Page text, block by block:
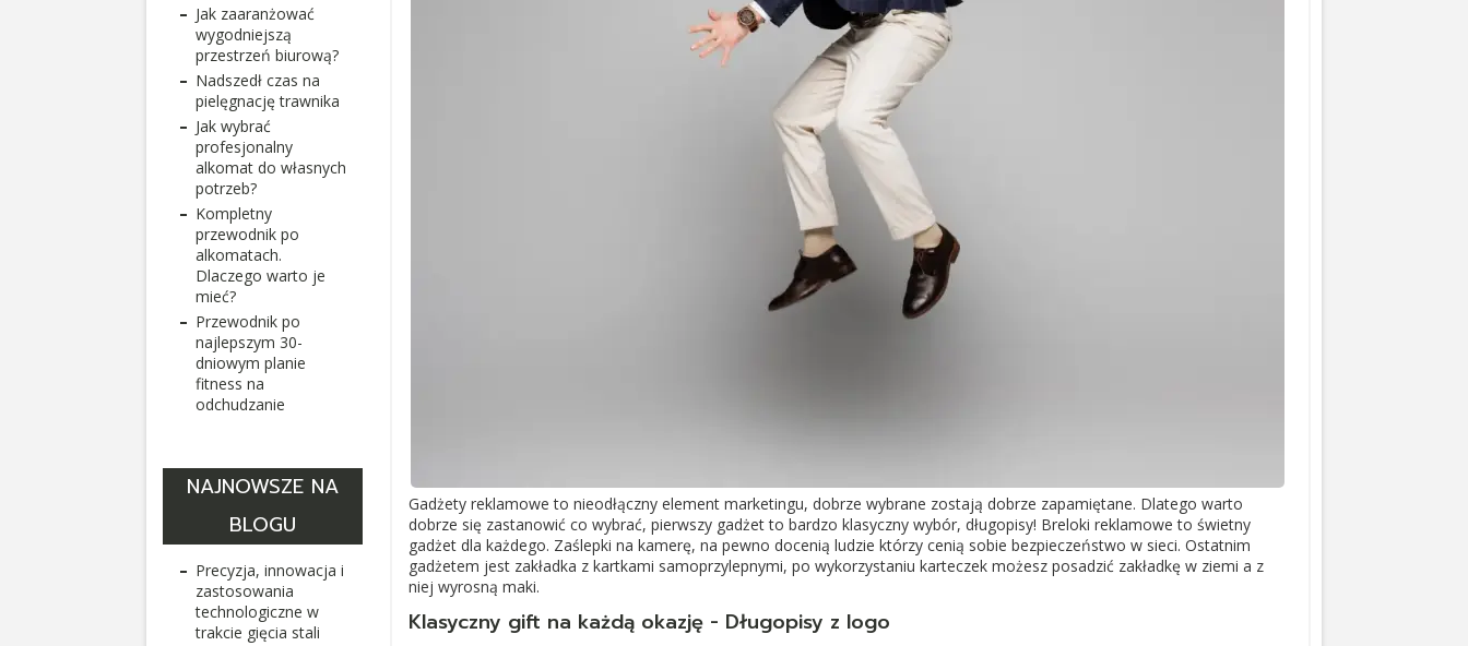
Jak zaaranżować
wygodniejszą
przestrzeń biurową?
Nadszedł czas na
pielęgnację trawnika
Jak wybrać
profesjonalny
alkomat do własnych
potrzeb?
Kompletny
przewodnik po
alkomatach.
Dlaczego warto je
mieć?
Przewodnik po
najlepszym 30-
dniowym planie
fitness na
odchudzanie
NAJNOWSZE NA
BLOGU
Precyzja, innowacja i
zastosowania
technologiczne w
trakcie gięcia stali
Gadżety reklamowe to nieodłączny element marketingu, dobrze wybrane zostają dobrze zapamiętane. Dlatego warto
dobrze się zastanowić co wybrać, pierwszy gadżet to bardzo klasyczny wybór, długopisy! Breloki reklamowe to świetny
gadżet dla każdego. Zaślepki na kamerę, na pewno docenią ludzie którzy cenią sobie bezpieczeństwo w sieci. Ostatnim
gadżetem jest zakładka z kartkami samoprzylepnymi, po wykorzystaniu karteczek możesz posadzić zakładkę w ziemi a z
niej wyrosną maki.
Klasyczny gift na każdą okazję - Długopisy z logo